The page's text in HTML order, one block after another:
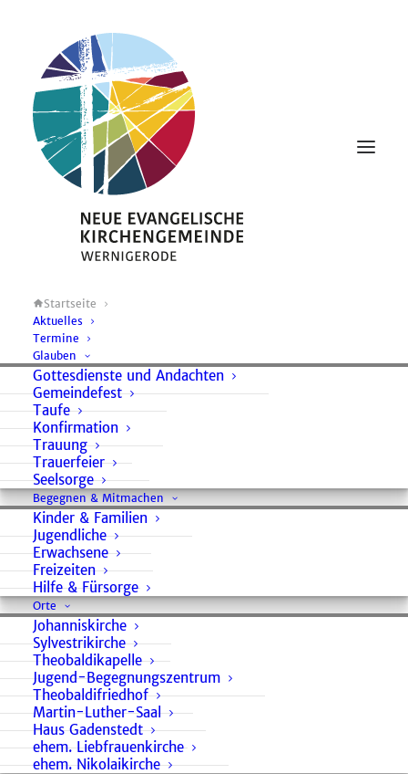
Startseite
Aktuelles
Termine
Glauben
Gottesdienste und Andachten
Gemeindefest
Taufe
Konfirmation
Trauung
Trauerfeier
Seelsorge
Begegnen & Mitmachen
Kinder & Familien
Jugendliche
Erwachsene
Freizeiten
Hilfe & Fürsorge
Orte
Johanniskirche
Sylvestrikirche
Theobaldikapelle
Jugend-Begegnungszentrum
Theobaldifriedhof
Martin-Luther-Saal
Haus Gadenstedt
ehem. Liebfrauenkirche
ehem. Nikolaikirche
Miteinander glauben
Einander begegnen
Aktuelles